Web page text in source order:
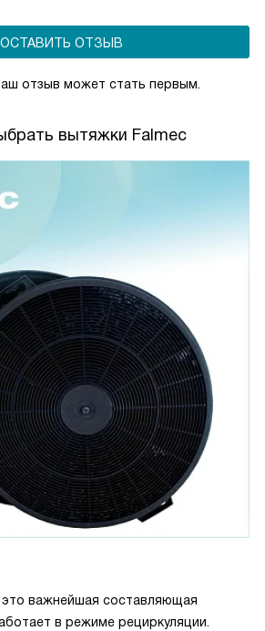
ОСТАВИТЬ ОТЗЫВ
отзыв может стать первым.
вытяжки Falmec
важнейшая составляющая
в режиме рециркуляции.